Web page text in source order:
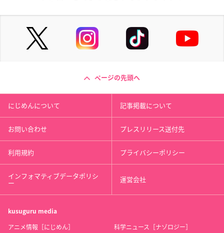
ページの先頭へ
にじめんについて 記事掲載について
お問い合わせ プレスリリース送付先
利用規約 プライバシーポリシー
インフォマティブデータポリシ
ー 運営会社
kusuguru media
アニメ情報［にじめん］ 科学ニュース［ナゾロジー］